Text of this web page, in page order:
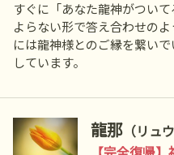
すぐに「あなた龍神がつい
よらない形で答え合わせの
には龍神様とのご縁を繋い
しています。
龍那 （リュ